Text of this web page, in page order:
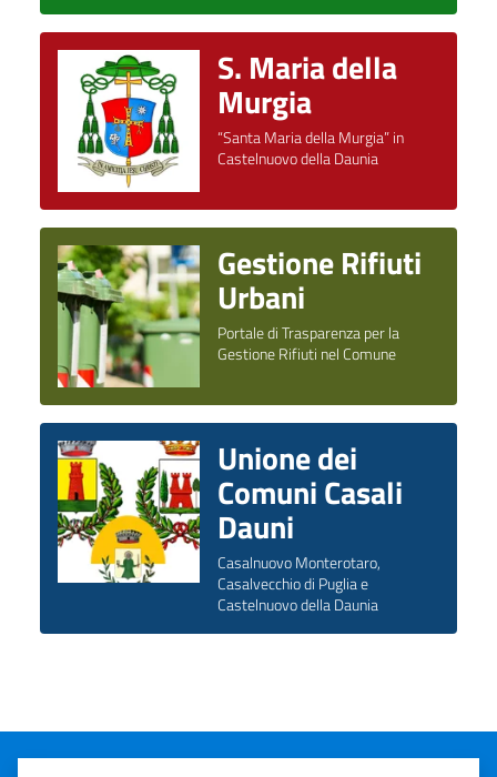
S. Maria della
Murgia
“Santa Maria della Murgia” in
Castelnuovo della Daunia
Gestione Rifiuti
Urbani
Portale di Trasparenza per la
Gestione Rifiuti nel Comune
Unione dei
Comuni Casali
Dauni
Casalnuovo Monterotaro,
Casalvecchio di Puglia e
Castelnuovo della Daunia